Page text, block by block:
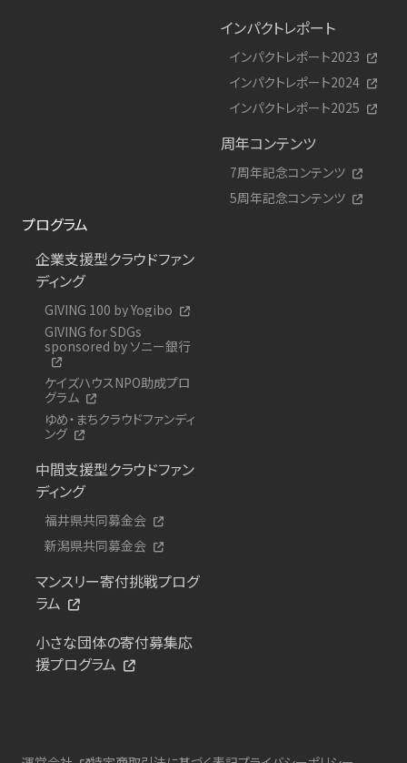
インパクトレポート
インパクトレポート2023
インパクトレポート2024
インパクトレポート2025
周年コンテンツ
7周年記念コンテンツ
5周年記念コンテンツ
プログラム
企業支援型クラウドファン
ディング
GIVING 100 by Yogibo
GIVING for SDGs
sponsored by ソニー銀行
ケイズハウスNPO助成プロ
グラム
ゆめ・まちクラウドファンディ
ング
中間支援型クラウドファン
ディング
福井県共同募金会
新潟県共同募金会
マンスリー寄付挑戦プログ
ラム
小さな団体の寄付募集応
援プログラム